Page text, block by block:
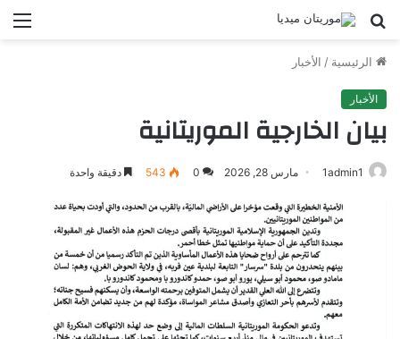
بحث
الرئيسية / الأخبار
الأخبار
بيان الخارجية الموريتانية
1admin1 مارس 28, 2026 0
543 دقيقة واحدة